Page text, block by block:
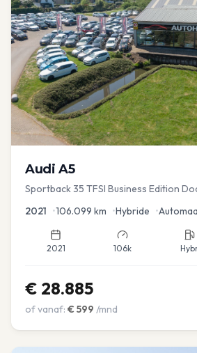
Audi A5
Sportback 35 TFSI Business Edition
2021 •106.099 km •Hybride •
2021 106k
€ 28.885
of vanaf: € 599 /mnd